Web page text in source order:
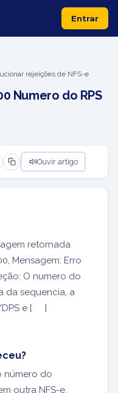
Entrar
rejeições de NFS-e
Numero do RPS
Ouvir artigo
retornada
Mensagem: Erro
O numero do
da sequencia, a
DPS e [ ]
número do
outra NFS-e.